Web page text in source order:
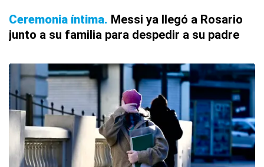
Ceremonia íntima Messi ya llegó a Rosario
junto a su familia para despedir a su padre